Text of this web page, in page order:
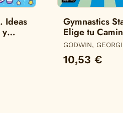
Ideas
y
Gymnastics
Elige tu
GODWIN,
10,53 €